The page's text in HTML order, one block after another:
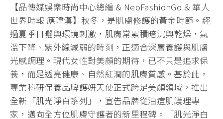
【品傳媒娛樂時尚中心總編 & NeoFashionGo & 華人
世界時報 應瑋漢】秋冬，是肌膚修護的黃金時節。經
過夏季日曬與環境刺激，肌膚常累積暗沉與乾燥，氣
溫下降、紫外線減弱的時刻，正適合深層養護與肌膚
光感調理。現代女性對美顏的期待，已不只是追求保
養，而是透亮健康、自然紅潤的肌膚質感。基於此，
專業科研保養品牌護妍天使正式跨足美顏領域，推出
全新「肌光淨白系列」，宣告品牌從油痘肌護理專
家， 邁向全方位肌膚守護者的新里程碑。「肌光淨白